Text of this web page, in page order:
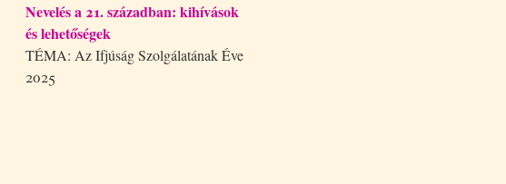
Nevelés a 21. században: kihívások
és lehetőségek
TÉMA: Az Ifjúság Szolgálatának Éve
2025